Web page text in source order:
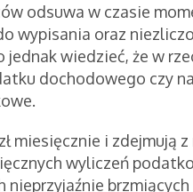
odsuwa w czasie
wypisania oraz
wiedzieć, że w
dochodowego czy
miesięcznie i zdejmują
wyliczeń
brzmiących